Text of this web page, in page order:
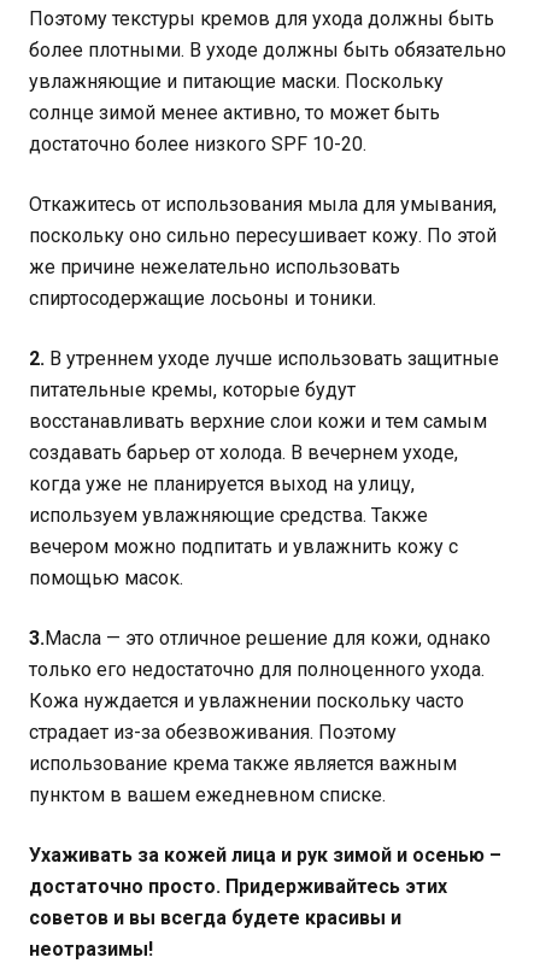
Поэтому текстуры кремов для ухода должны быть
более плотными. В уходе должны быть обязательно
увлажняющие и питающие маски. Поскольку
солнце зимой менее активно, то может быть
достаточно более низкого SPF 10-20.
Откажитесь от использования мыла для умывания,
поскольку оно сильно пересушивает кожу. По этой
же причине нежелательно использовать
спиртосодержащие лосьоны и тоники.
2. В утреннем уходе лучше использовать защитные
питательные кремы, которые будут
восстанавливать верхние слои кожи и тем самым
создавать барьер от холода. В вечернем уходе,
когда уже не планируется выход на улицу,
используем увлажняющие средства. Также
вечером можно подпитать и увлажнить кожу с
помощью масок.
3.Масла — это отличное решение для кожи, однако
только его недостаточно для полноценного ухода.
Кожа нуждается и увлажнении поскольку часто
страдает из-за обезвоживания. Поэтому
использование крема также является важным
пунктом в вашем ежедневном списке.
Ухаживать за кожей лица и рук зимой и осенью –
достаточно просто. Придерживайтесь этих
советов и вы всегда будете красивы и
неотразимы!